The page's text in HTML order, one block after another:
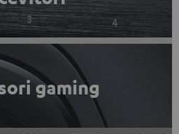
gaming